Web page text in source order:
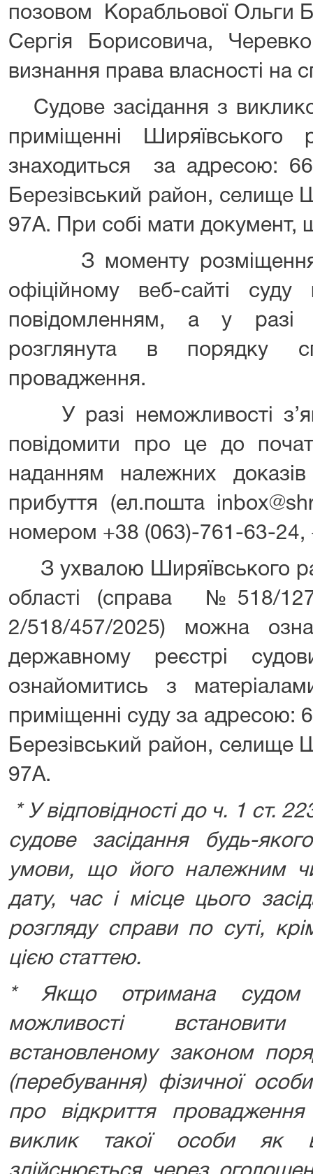
позовом Корабльової Ольги
Сергія Борисовича,
визнання права власності на
Судове засідання з
приміщенні Ширяївського
знаходиться за адресою:
Березівський район,
97А. При собі мати документ,
З моменту розміщення
офіційному веб-сайті
повідомленням, а у разі
розглянута в порядку
провадження.
У разі неможливості
повідомити про це до
наданням належних
прибуття (ел.пошта
номером +38 (063)-761-63-24,
З ухвалою Ширяївського
області (справа №518/
2/518/457/2025) можна
державному реєстрі
ознайомитись з
приміщенні суду за адресою:
Березівський район,
97А.
* У відповідності до ч. 1 ст.
судове засідання будь-
умови, що його належним
дату, час і місце цього
розгляду справи по суті,
цією статтею.
* Якщо отримана судом
можливості
встановленому законом
(перебування) фізичної
про відкриття
виклик такої особи як